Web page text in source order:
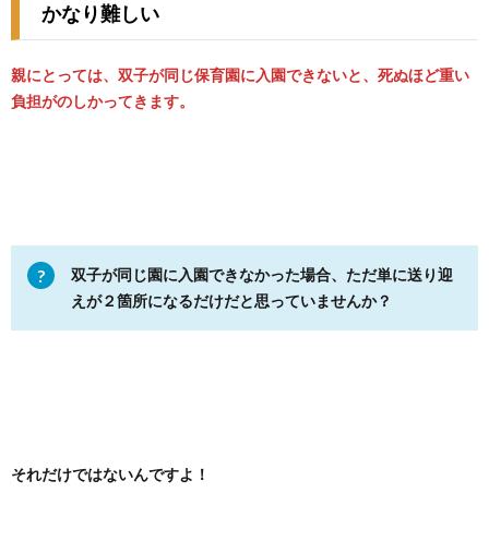
かなり難しい
親にとっては、双子が同じ保育園に入園できないと、死ぬほど重い
負担がのしかってきます。
双子が同じ園に入園できなかった場合、ただ単に送り迎
えが２箇所になるだけだと思っていませんか？
それだけではないんですよ！